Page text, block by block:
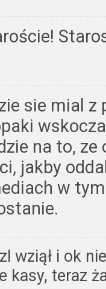
sie mial z
na to,
jakby
w
wziął i ok
kasy, teraz